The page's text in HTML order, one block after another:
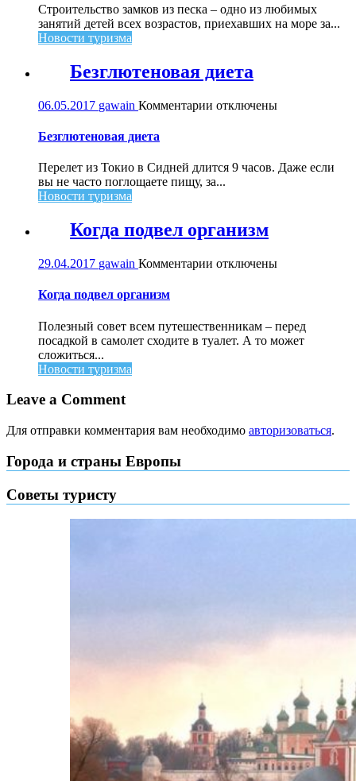
Малагуфе
Строительство замков из песка – одно из любимых
занятий детей всех возрастов, приехавших на море за...
Новости туризма
Безглютеновая диета
06.05.2017 gawain Комментарии котключены
Безглютеновая диета
Перелет из Токио в Сидней длится 9 часов. Даже если
вы не часто поглощаете пищу, за...
Новости туризма
Когда подвел организм
29.04.2017 gawain Комментарии котключены
Когда подвел организм
Полезный совет всем путешественникам – перед
посадкой в самолет сходите в туалет. А то может
сложиться...
Новости туризма
Leave a Comment
Для отправки комментария вам необходимо авторизоваться.
Города и страны Европы
Советы туристу